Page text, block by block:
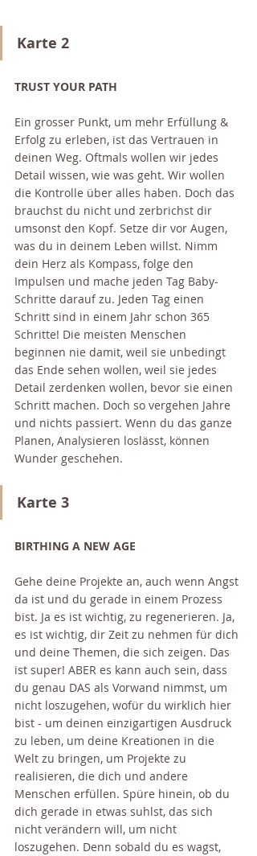
Karte 2
TRUST YOUR PATH
Ein grosser Punkt, um mehr Erfüllung &
Erfolg zu erleben, ist das Vertrauen in
deinen Weg. Oftmals wollen wir jedes
Detail wissen, wie was geht. Wir wollen
die Kontrolle über alles haben. Doch das
brauchst du nicht und zerbrichst dir
umsonst den Kopf. Setze dir vor Augen,
was du in deinem Leben willst. Nimm
dein Herz als Kompass, folge den
Impulsen und mache jeden Tag Baby-
Schritte darauf zu. Jeden Tag einen
Schritt sind in einem Jahr schon 365
Schritte! Die meisten Menschen
beginnen nie damit, weil sie unbedingt
das Ende sehen wollen, weil sie jedes
Detail zerdenken wollen, bevor sie einen
Schritt machen. Doch so vergehen Jahre
und nichts passiert. Wenn du das ganze
Planen, Analysieren loslässt, können
Wunder geschehen.
Karte 3
BIRTHING A NEW AGE
Gehe deine Projekte an, auch wenn Angst
da ist und du gerade in einem Prozess
bist. Ja es ist wichtig, zu regenerieren. Ja,
es ist wichtig, dir Zeit zu nehmen für dich
und deine Themen, die sich zeigen. Das
ist super! ABER es kann auch sein, dass
du genau DAS als Vorwand nimmst, um
nicht loszugehen, wofür du wirklich hier
bist - um deinen einzigartigen Ausdruck
zu leben, um deine Kreationen in die
Welt zu bringen, um Projekte zu
realisieren, die dich und andere
Menschen erfüllen. Spüre hinein, ob du
dich gerade in etwas suhlst, das sich
nicht verändern will, um nicht
loszugehen. Denn sobald du es wagst,